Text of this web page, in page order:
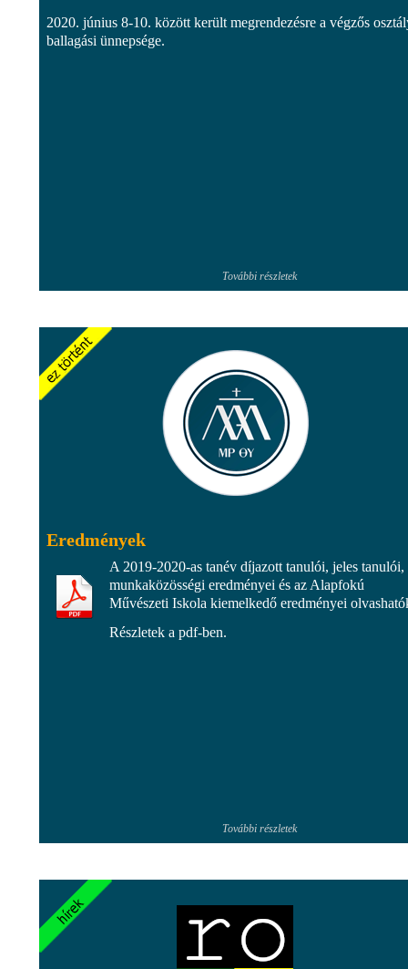
2020. június 8-10. között került megrendezésre a végzős
ballagási ünnepsége.
További részletek
Eredmények
A 2019-2020-as tanév díjazott tanulói, jeles tanulói,
munkaközösségi eredményei és az Alapfokú
Művészeti Iskola kiemelkedő eredményei
Részletek a pdf-ben.
További részletek